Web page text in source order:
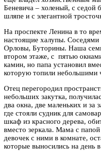
Беневича – холеный, с седой
шляпе и с элегантной
На проспекте Ленина в то
настоящие халупы.
Орловы, Буторины. Наша
втором этаже, с пятью
камин, но папа установил
которую топили
Отец перегородил
небольших закутка,
два окна, две маленьких и за
где стояли судник для
шкаф из красного дерева,
вместо зеркала. Мама с
девочек с ними в комнате,
которые выносились на день